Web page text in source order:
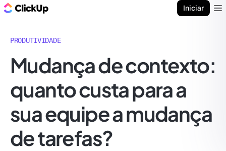
Iniciar
PRODUTIVIDADE
Mudança de contexto:
quanto custa para a
sua equipe a mudança
de tarefas?